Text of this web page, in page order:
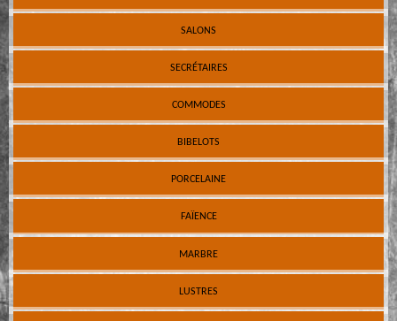
SALONS
SECRÉTAIRES
COMMODES
BIBELOTS
PORCELAINE
FAÏENCE
MARBRE
LUSTRES